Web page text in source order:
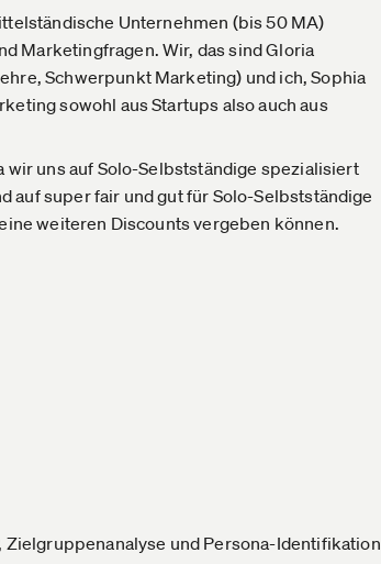
Unternehmen (bis 50 MA)
Marketingfragen. Wir, das sind Gloria
Schwerpunkt Marketing) und ich, Sophia
sowohl aus Startups also auch aus
wir uns auf Solo-Selbstständige spezialisiert
auf super fair und gut für Solo-Selbstständige
weiteren Discounts vergeben können.
und Persona-Identifikation